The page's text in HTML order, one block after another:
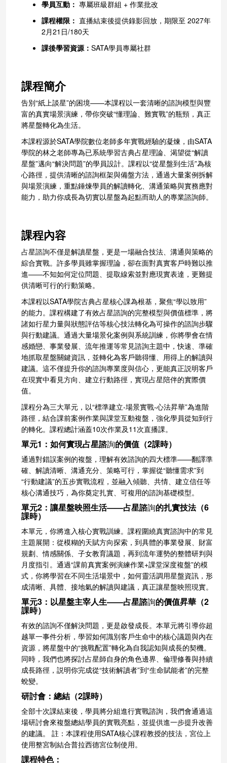
學員互動： 專屬班級群組 + 作業批改
課程權限： 直播結束後提供錄影回放，期限至 2027年
2月21日/180天
課後學習資源： SATA學員專屬社群
課程簡介
告別“紙上談星”的困境——本課程以一套清晰的諮詢模型與豐
富的真實場景演練，帶你突破“懂理論、難實戰”的瓶頸，真正
將星盤轉化為生活。
本課程源於SATA學院數位老師多年實戰經驗的凝煉，由SATA
學院的林之老師專為已系統學習古典占星理論、渴望從“解讀
星盤”邁向“解決問題”的學員設計。課程以“從星盤到生活”為核
心路徑，提供清晰的諮詢框架與備盤方法，通過大量案例拆解
與場景演練，重點錘煉學員的解讀轉化、溝通策略與實務應對
能力，助力你成長為切實以星盤為起點而助人的專業諮詢師。
課程內容
占星諮詢不僅是解讀星盤，更是一場融合技法、溝通與策略的
綜合實戰。許多學員雖掌握理論，卻在面對真實客戶時難以推
進——不知如何定位問題、提取線索並對應現實表達，更難提
供清晰可行的行動策略。
本課程以SATA學院古典占星核心課為根基，聚焦“學以致用”
的能力。課程構建了有效占星諮詢的完整模型與價值標準，將
諸如行星力量與狀態評估等核心技法轉化為可操作的諮詢步驟
與行動建議。通過大量場景化案例與系統訓練，你將學會在情
感婚戀、事業發展、流年推運等常見諮詢主題中，快速、準確
地抓取星盤關鍵資訊，並轉化為客戶聽得懂、用得上的解讀與
建議。這不僅提升你的諮詢專業度與信心，更能真正説明客戶
在現實中看見方向、建立行動路徑，實現占星陪伴的實際價
值。
課程分為三大單元，以“標準建立-場景實戰-心法昇華”為進階
路徑，結合課前案例作業與課堂互動複盤，強化學員從知到行
的轉化。課程總計涵蓋10次作業及11次直播課。
單元1：如何實現占星諮詢的價值（2課時）
通過對錯誤案例的複盤，理解有效諮詢的四大標準——翻譯準
確、解讀清晰、溝通充分、策略可行，掌握從“聽懂需求”到
“行動建議”的五步實戰流程，並融入傾聽、共情、建立信任等
核心溝通技巧，為你奠定扎實、可複用的諮詢基礎模型。
單元2：讓星盤映照生活——占星諮詢的扎實技法（6
課時）
本單元，你將進入核心實戰訓練。課程圍繞真實諮詢中的常見
主題展開：從模糊的天賦方向探索，到具體的事業發展、財富
規劃、情感關係、子女教育議題，再到流年運勢的整體研判與
月度指引。通過“課前真實案例演練作業+課堂深度複盤”的模
式，你將學習在不同生活場景中，如何靈活調用星盤資訊，形
成清晰、具體、接地氣的解讀與建議，真正讓星盤映照現實。
單元3：以星盤主宰人生——占星諮詢的價值昇華（2
課時）
有效的諮詢不僅解決問題，更是啟發成長。本單元將引導你超
越單一事件分析，學習如何識別客戶生命中的核心議題與內在
資源，將星盤中的“挑戰配置”轉化為自我認知與成長的契機。
同時，我們也將探討占星師自身的角色邊界、倫理修養與持續
成長路徑，説明你完成從“技術解讀者”到“生命賦能者”的完整
蛻變。
研討會：總結（2課時）
全部十次課結束後，學員將分組進行實戰諮詢，我們會通過這
場研討會來複盤總結學員的實戰亮點，並提供進一步提升改善
的建議。 註：本課程使用SATA核心課程教授的技法，宮位上
使用整宮制結合普拉西德宮位制使用。
課程特色：